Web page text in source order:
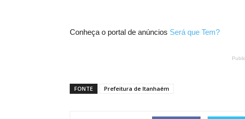
Conheça o portal de anúncios Será que Tem?
FONTE Prefeitura de Itanhaém